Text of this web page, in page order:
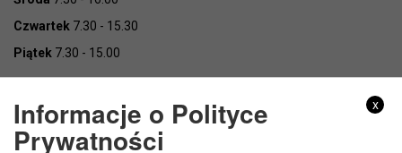
Czwartek 7.30 - 15.30
Piątek 7.30 - 15.00
x
Informacje o Polityce
Prywatności